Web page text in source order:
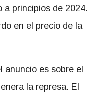
a principios de 2024.
en el precio de la
anuncio es sobre el
la represa. El